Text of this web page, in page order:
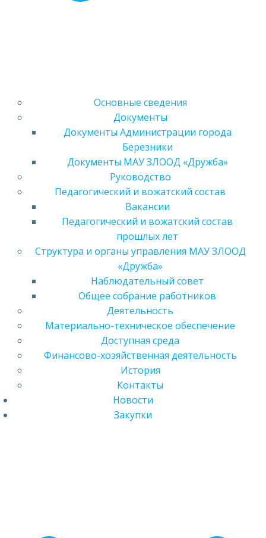
Основные сведения
Документы
Документы Администрации города
Березники
Документы МАУ ЗЛООД «Дружба»
Руководство
Педагогический и вожатский состав
Вакансии
Педагогический и вожатский состав
прошлых лет
Структура и органы управления МАУ ЗЛООД
«Дружба»
Наблюдательный совет
Общее собрание работников
Деятельность
Материально-техническое обеспечение
Доступная среда
Финансово-хозяйственная деятельность
История
Контакты
Новости
Закупки